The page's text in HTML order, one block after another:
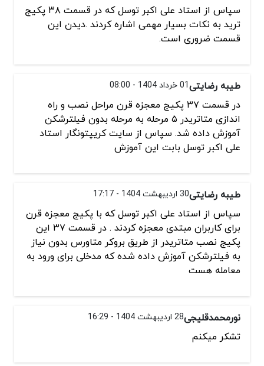
سپاس از استاد علی اکبر توسل که در قسمت ۳۸ پکیج
ترید به نکات بسیار مهمی اشاره کردند .دیدن این
قسمت ضروری است.
طیبه رضایتی01 خرداد 1404 - 08:00
در قسمت ۳۷ پکیج معجزه قرن مراحل نصب و راه
اندازی متاتریدر ۵ مرحله به مرحله بدون فیلترشکن
آموزش داده شد. سپاس از سایت کریپتونگار استاد
علی اکبر توسل بابت این آموزش
طیبه رضایتی30 اردیبهشت 1404 - 17:17
سپاس از استاد علی اکبر توسل که با پکیج معجزه قرن
برای کاربران مبتدی معجزه کردند . در قسمت ۳۷ این
پکیج نصب متاتریدر از طریق بروکر متاورس بدون نیاز
به فیلترشکن آموزش داده شده که مدخلی برای ورود به
معامله هست
نورمحمدقلیجی28 اردیبهشت 1404 - 16:29
تشکر میکنم